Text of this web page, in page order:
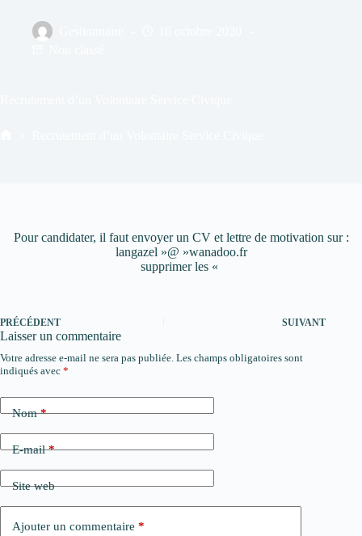
Pour candidater, il faut envoyer un CV et lettre de motivation sur :
langazel »@ »wanadoo.fr
supprimer les «
PRÉCÉDENT SUIVANT
Laisser un commentaire
Votre adresse e-mail ne sera pas publiée. Les champs obligatoires sont
indiqués avec *
Nom*
E-mail*
Site web
Ajouter un commentaire *